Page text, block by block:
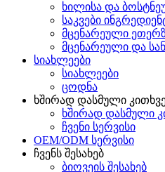
ხილისა და
საკვები
მცენარეული
მცენარეული და
სიახლეები
სიახლეები
ცოდნა
ხშირად დასმული
ხშირად დასმული
ჩვენი სერვისი
OEM/ODM სერვისი
ჩვენს შესახებ
ბიოვეის შესახებ